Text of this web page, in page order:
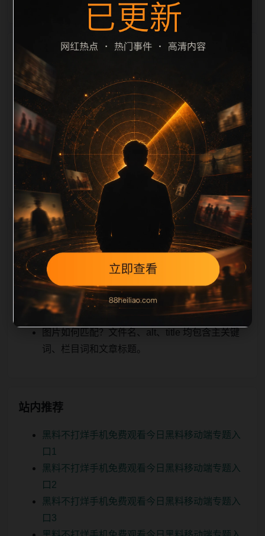
栏目内容归集
cription 长度检查。栏目内容按每日少量新增的方式持
续扩展，每篇保留相关问题、站内推荐和清晰的层级路
径，减少用户反复返回搜索页。第48篇作为本栏目的初
始建设内容，主要用于补齐栏目深度、稳定内链结构，
并为后续专题聚合提供可点击入口。如果后续发现页面
缺图、标题过短、描述为空或正文不足，将进入每日
SEO 检查清单自动修正。
相关问题
黑料合集后续如何更新？按每日少量、主题相
关、图片本地化的方式持续补充。
如何继续浏览？可返回栏目页、查看热门推荐或
进入 sitemap。
图片如何匹配？文件名、alt、title 均包含主关键
词、栏目词和文章标题。
站内推荐
黑料不打烊手机免费观看今日黑料移动端专题入
口1
黑料不打烊手机免费观看今日黑料移动端专题入
口2
黑料不打烊手机免费观看今日黑料移动端专题入
口3